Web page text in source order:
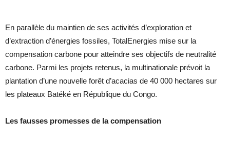
En parallèle du maintien de ses activités d’exploration et
d’extraction d’énergies fossiles, TotalEnergies mise sur la
compensation carbone pour atteindre ses objectifs de neutralité
carbone. Parmi les projets retenus, la multinationale prévoit la
plantation d’une nouvelle forêt d’acacias de 40 000 hectares sur
les plateaux Batéké en République du Congo.
Les fausses promesses de la compensation